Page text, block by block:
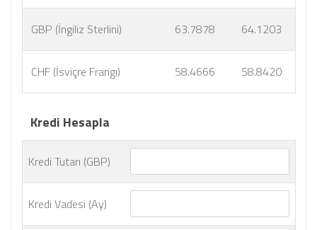
GBP (İngiliz Sterlini) 63.7878 64.1203
CHF (İsviçre Frangı) 58.4666 58.8420
Kredi Hesapla
Kredi Tutarı (GBP)
Kredi Vadesi (Ay)